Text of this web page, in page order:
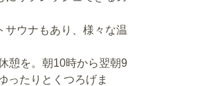
サウナもあり、様々な温
憩を。朝10時から翌朝9
ったりとくつろげま